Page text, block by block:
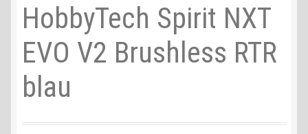
Recycling, Entsorgung und Umwelt
Shop
Warenkorb
Ablauf einer Bestellung
HobbyTech Spirit NXT
EVO V2 Brushless RTR
blau